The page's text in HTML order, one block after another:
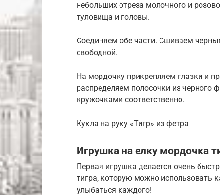
небольших отреза молочного и
туловища и головы.
Соединяем обе части. Сшиваем
свободной.
На мордочку прикрепляем глазки и
распределяем полосочки из
кружочками соответственно.
Кукла на руку «Тигр» из фетра
Игрушка на елку мордочка
Первая игрушка делается очень
тигра, которую можно использовать
улыбаться каждого!